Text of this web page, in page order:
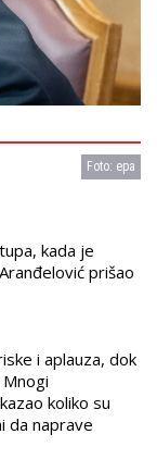
Foto: epa
kada je
prišao
i aplauza, dok
koliko su
da naprave